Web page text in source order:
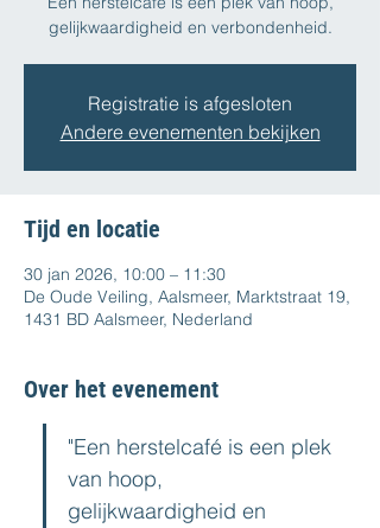
gelijkwaardigheid en verbondenheid.
Registratie is afgesloten
Andere evenementen bekijken
Tijd en locatie
30 jan 2026, 10:00 – 11:30
De Oude Veiling, Aalsmeer, Marktstraat 19,
1431 BD Aalsmeer, Nederland
Over het evenement
"Een herstelcafé is een plek
van hoop,
gelijkwaardigheid en